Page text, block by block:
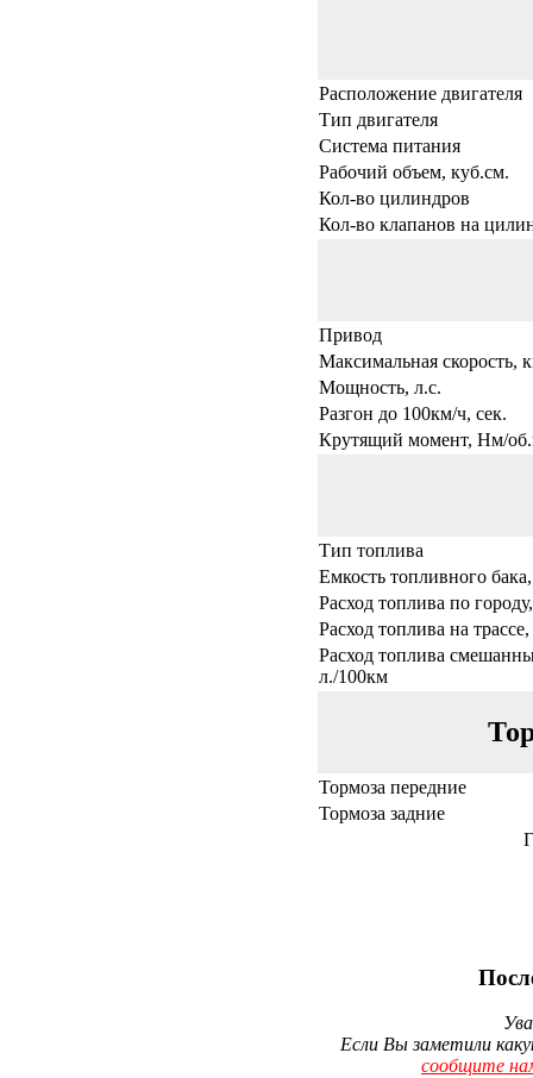
Расположение двигателя
Тип двигателя
Система питания
Рабочий объем, куб.см.
Кол-во цилиндров
Кол-во клапанов на
Привод
Максимальная скорость,
Мощность, л.с.
Разгон до 100км/ч, сек.
Крутящий момент, Нм/
Тип топлива
Емкость топливного
Расход топлива по
Расход топлива на
Расход топлива
л./100км
Тормоза передние
Тормоза задние
Если Вы заметили
сообщите